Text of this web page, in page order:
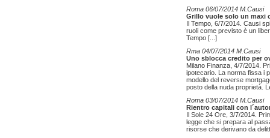
Roma 06/07/2014 M.Causi
Grillo vuole solo un maxi
Il Tempo, 6/7/2014. Causi
ruoli come previsto è un
Tempo [...]
Rma 04/07/2014 M.Causi
Uno sblocca credito per
Milano Finanza, 4/7/2014.
ipotecario. La norma fissa i
modello del reverse
posto della nuda proprietà.
Roma 03/07/2014 M.Causi
Rientro capitali con
Il Sole 24 Ore, 3/7/2014.
legge che si prepara al
risorse che derivano da